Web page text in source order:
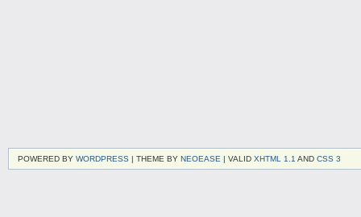
POWERED BY WORDPRESS | THEME BY NEOEASE | VALID XHTML 1.1 AND CSS 3